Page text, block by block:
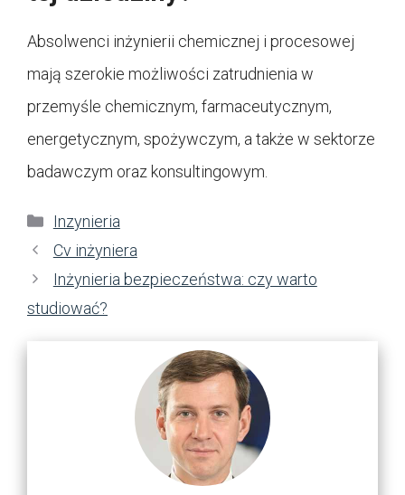
Absolwenci inżynierii chemicznej i procesowej
mają szerokie możliwości zatrudnienia w
przemyśle chemicznym, farmaceutycznym,
energetycznym, spożywczym, a także w sektorze
badawczym oraz konsultingowym.
Kategorie
Inzynieria
Cv inżyniera
Inżynieria bezpieczeństwa: czy warto
studiować?